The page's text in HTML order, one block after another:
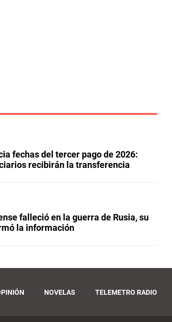
fechas del tercer pago de 2026:
recibirán la transferencia
falleció en la guerra de Rusia, su
la información
NOVELAS TELEMETRO RADIO